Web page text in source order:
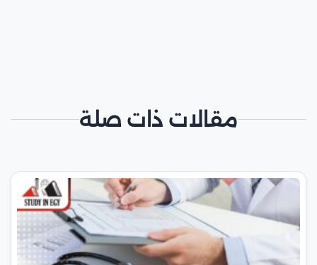
مقالات ذات صلة